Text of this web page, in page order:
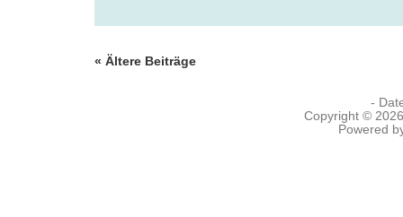
« Ältere Beiträge
-
Copyright ©
Powered